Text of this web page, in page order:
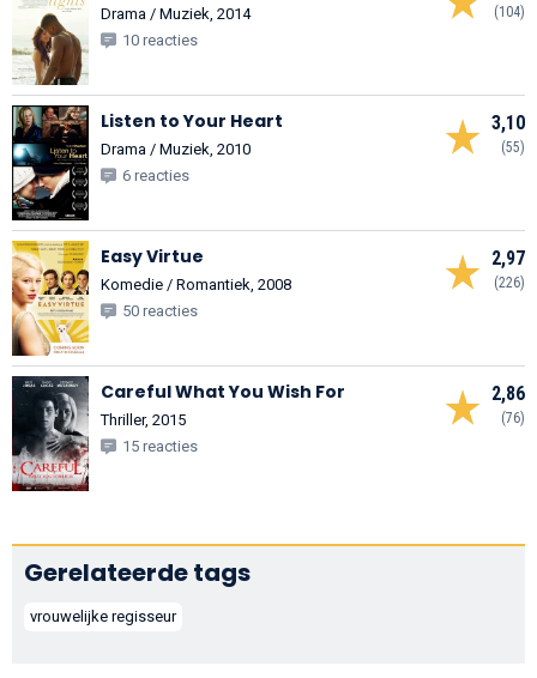
(104)
Drama / Muziek, 2014
10 reacties
3,10
(55)
Listen to Your Heart
Drama / Muziek, 2010
6 reacties
2,97
(226)
Easy Virtue
Komedie / Romantiek, 2008
50 reacties
2,86
(76)
Careful What You Wish For
Thriller, 2015
15 reacties
Gerelateerde tags
vrouwelijke regisseur